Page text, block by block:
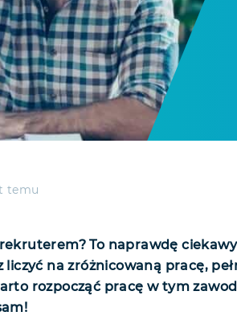
temu
To naprawdę
liczyć na zróżnicowaną pracę,
rozpocząć pracę w tym